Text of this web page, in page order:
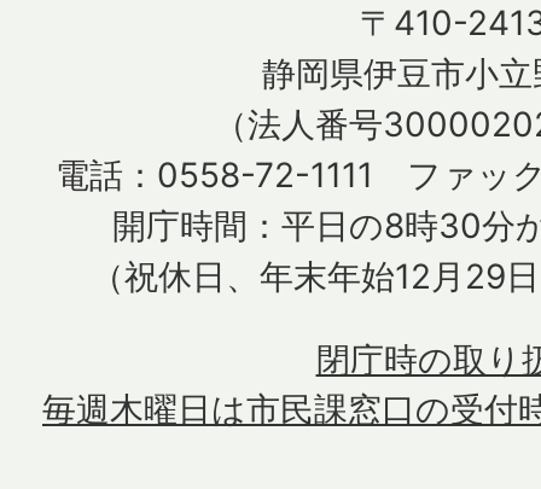
〒410-
静岡県伊豆市小
（法人番号
電話：0558-72-1111 ファッ
開庁時間：平日の8時30分
（祝休日、年末年始12月29
毎週木曜日は市民課窓口の受付
閉庁時の取り